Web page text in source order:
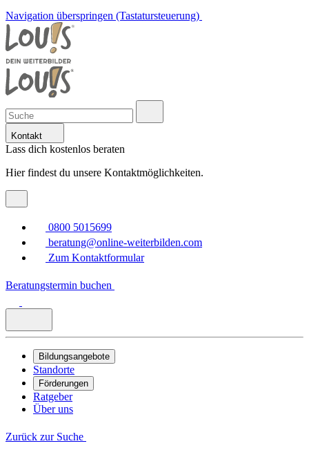
Navigation überspringen (Tastatursteuerung)
Kontakt
Lass dich kostenlos beraten
Hier findest du unsere Kontaktmöglichkeiten.
0800 5015699
beratung@online-weiterbilden.com
Zum Kontaktformular
Beratungstermin buchen
Bildungsangebote
Standorte
Förderungen
Ratgeber
Über uns
Zurück zur Suche